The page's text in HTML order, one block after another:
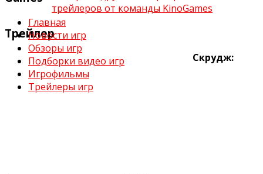
Главная
Новости игр
Обзоры игр
Подборки видео игр
Игрофильмы
Трейлеры игр
трейлеров от команды KinoGames
Трейлер
Скрудж: